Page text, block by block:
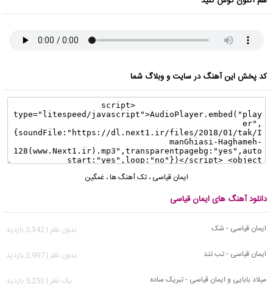
کد پخش این آهنگ در سایت و وبلاگ شما
ایمان قیاسی ، تک آهنگ ها، غمگین
دانلود آهنگ های ایمان قیاسی
ایمان قیاسی - شک
بدون نظر | 3,342 بازدید
ایمان قیاسی - تب تند
بدون نظر | 2,997 بازدید
میلاد بابایی و ایمان قیاسی - تبریک ساده
يک نظر | 5,253 بازدید